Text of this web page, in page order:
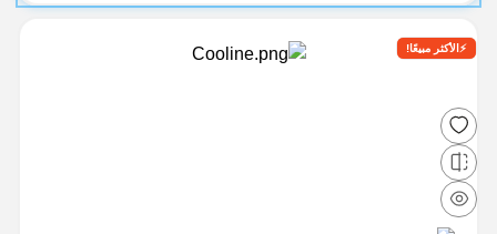
⚡️الأكثر مبيعًا!